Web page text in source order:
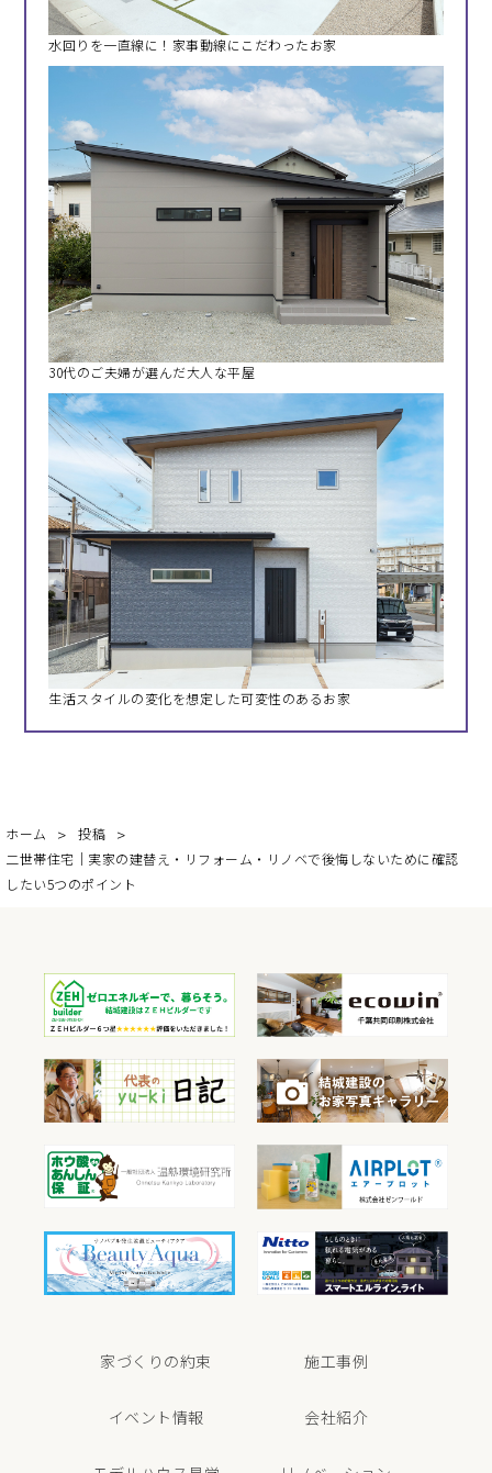
水回りを一直線に！家事動線にこだわったお家
30代のご夫婦が選んだ大人な平屋
生活スタイルの変化を想定した可変性のあるお家
ホーム
投稿
二世帯住宅│実家の建替え・リフォーム・リノベで後悔しないために確認
したい5つのポイント
家づくりの約束 施工事例
イベント情報 会社紹介